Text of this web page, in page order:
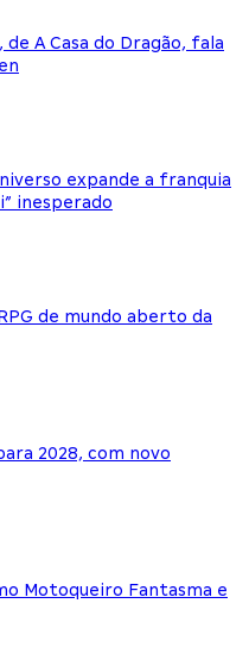
A Casa do Dragão, fala
expande a franquia
inesperado
de mundo aberto da
2028, com novo
Motoqueiro Fantasma e